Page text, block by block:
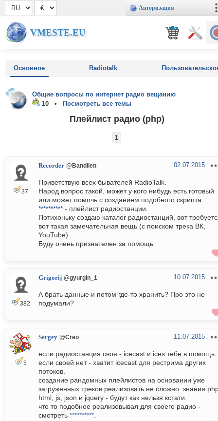
Авторизация
VMESTE.EU
Основное Radiotalk
Общие вопросы по интернет радио вещанию
10 •
Посмотреть все темы
Плейлист радио (php)
1
37
Recorder @Bandilen 02.07.2015
Приветствую всех бывателей RadioTalk.
Народ вопрос такой, может у кого нибудь есть готовый
или может помочь с созданием подобного скрипта
********** - плейлист радиостанции.
Потихоньку создаю каталог радиостанций, вот
вот такая замечательная вещь (с поиском трека ВК,
YouTube)
Буду очень признателен за помощь
382
Grigorij @gyurgin_1 10.07.2015
А брать данные и потом где-то хранить? Про это не
подумали?
5
Sergey @Creo 11.07.2015
если радиостанция своя - icecast и ices тебе в помощь.
если своей нет - хватит icecast для рестрима других
потоков.
создание рандомных плейлистов на основании уже
загруженных треков реализовать не сложно. знания
html, js, json и jquery - будут как нельзя кстати.
что то подобное реализовывал для своего радио -
смотреть **********